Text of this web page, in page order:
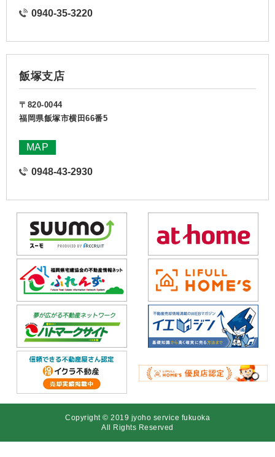
0940-35-3220
飯塚支店
〒820-0044
福岡県飯塚市横田66番5
MAP
0948-43-2930
Copyright © 2019 jyoho service fukuoka
All Rights Reserved